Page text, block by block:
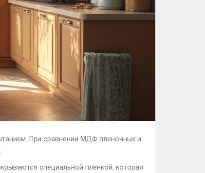
При сравнении МДФ пленочных и
специальной пленкой, которая